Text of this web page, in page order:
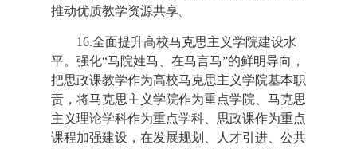
推动优质教学资源共享。
16.全面提升高校马克思主义学院建设水
平。强化“马院姓马、在马言马”的鲜明导向，
把思政课教学作为高校马克思主义学院基本职
责，将马克思主义学院作为重点学院、马克思
主义理论学科作为重点学科、思政课作为重点
课程加强建设，在发展规划、人才引进、公共